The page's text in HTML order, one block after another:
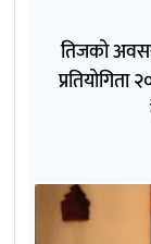
तिजको